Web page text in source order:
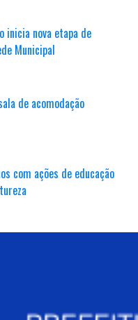
inicia nova etapa de
Municipal
de acomodação
com ações de educação